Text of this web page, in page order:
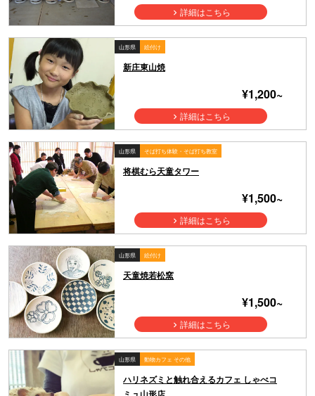
リップ！時間を忘れて作陶しよう
詳細はこちら
山形県 絵付け
新庄東山焼
¥1,200~
詳細はこちら
山形県 そば打ち体験・そば打ち教室
将棋むら天童タワー
¥1,500~
詳細はこちら
山形県 絵付け
天童焼若松窯
¥1,500~
詳細はこちら
山形県 動物カフェ その他
ハリネズミと触れ合えるカフェ しゃべコ